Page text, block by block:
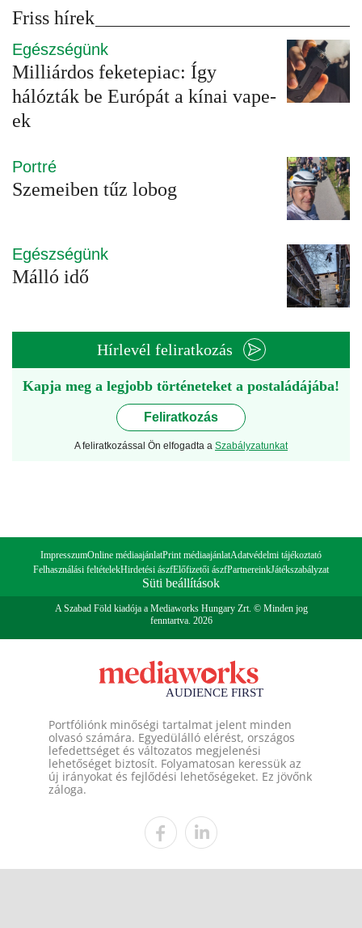
Friss hírek
Egészségünk
Milliárdos feketepiac: Így
hálózták be Európát a kínai vape-
ek
Portré
Szemeiben tűz lobog
Egészségünk
Málló idő
Hírlevél feliratkozás
Kapja meg a legjobb történeteket a postaládájába!
Feliratkozás
A feliratkozással Ön elfogadta a Szabályzatunkat
ImpresszumOnline médiaajánlatPrint médiaajánlatAdatvédelmi tájékoztató
Felhasználási feltételekHirdetési ászfElőfizetői ászfPartnereinkJátékszabályzat
Süti beállítások
A Szabad Föld kiadója a Mediaworks Hungary Zrt. © Minden jog
fenntartva. 2026
Portfóliónk minőségi tartalmat jelent minden
olvasó számára. Egyedülálló elérést, országos
lefedettséget és változatos megjelenési
lehetőséget biztosít. Folyamatosan keressük az
új irányokat és fejlődési lehetőségeket. Ez jövőnk
záloga.